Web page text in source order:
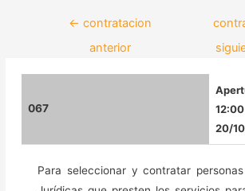
← contratacion
anterior
067
20/
Para seleccionar y contratar